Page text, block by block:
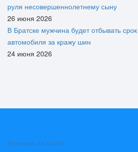
руля несовершеннолетнему сыну
26 июня 2026
В Братске мужчина будет отбывать
автомобиля за кражу шин
24 июня 2026
Реклама на сайте